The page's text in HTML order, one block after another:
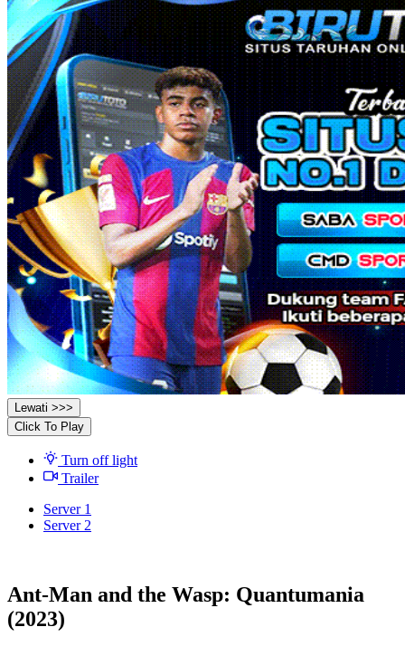
Lewati >>>
Click To Play
Turn off light
Trailer
Server 1
Server 2
Ant-Man and the Wasp: Quantumania
(2023)